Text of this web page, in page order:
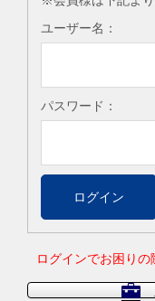
ユーザー名：
パスワード：
ログインでお困り